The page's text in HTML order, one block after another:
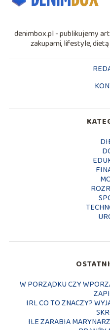
denimbox.pl - publikujemy
zakupami, lifestyle,
W PORZĄDKU CZY
IRL CO TO ZNACZY?
ILE ZARABIA